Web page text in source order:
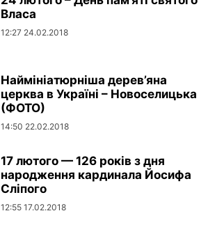
Власа
12:27 24.02.2018
Наймініатюрніша дерев’яна
церква в Україні – Новоселицька
(ФОТО)
14:50 22.02.2018
17 лютого — 126 років з дня
народження кардинала Йосифа
Сліпого
12:55 17.02.2018